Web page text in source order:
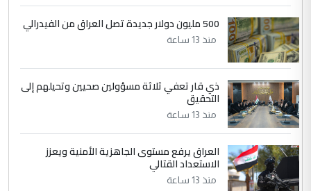
500 مليون دولار جديدة تصل العراق من الفيدرالي
منذ 13 ساعة
ذي قار تعفي ثلاثة مسؤولين صحيين وتحيلهم إلى
التحقيق
منذ 13 ساعة
العراق يرفع مستوى الجاهزية الأمنية ويعزز
الاستعداد القتالي
منذ 13 ساعة